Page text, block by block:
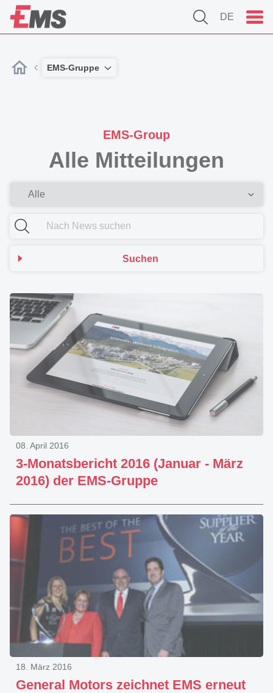
DE
EMS-Gruppe
EMS-Group
Alle Mitteilungen
Suchen
3-Monatsbericht 2016 (Januar - März
2016) der EMS-Gruppe
08. April 2016
General Motors zeichnet EMS erneut
18. März 2016